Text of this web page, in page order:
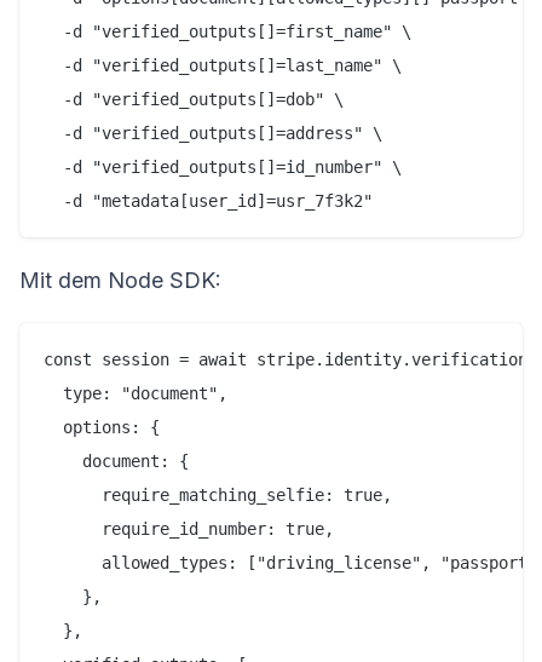
  -d "verified_outputs[]=first_name" \
  -d "verified_outputs[]=last_name" \
  -d "verified_outputs[]=dob" \
  -d "verified_outputs[]=address" \
  -d "verified_outputs[]=id_number" \
Mit dem Node SDK:
const session = await
  type: "document",
  options: {
    document: {
      require_matching_selfie: true,
      require_id_number: true,
allowed_types: ["driving_license",
    },
  },